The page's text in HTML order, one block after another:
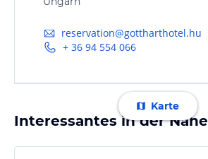
reservation@gottharthotel.hu
+ 36 94 554 066
Karte
Interessantes in der Nähe